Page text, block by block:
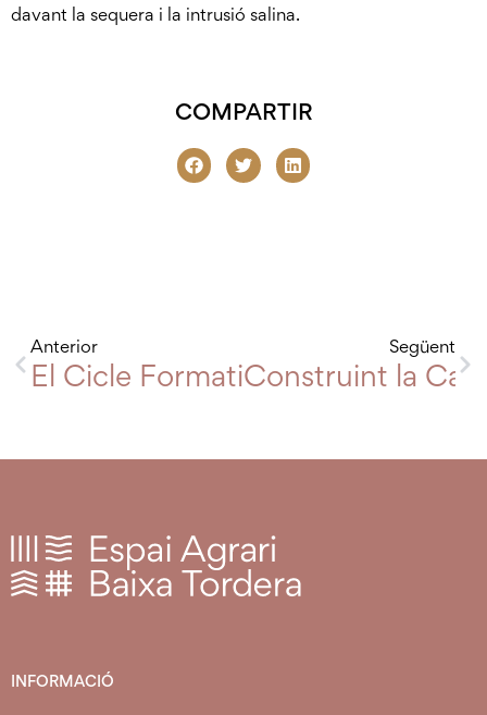
davant la sequera i la intrusió salina.
COMPARTIR
Anterior
El Cicle Formatiu de Grau Mig
Següent
Construint la
INFORMACIÓ